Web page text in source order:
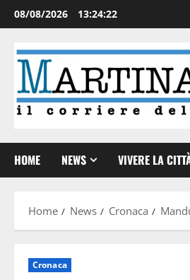
08/08/2026 13:24:23
HOME NEWS VIVERE LA
Home News Cronaca
Cronaca